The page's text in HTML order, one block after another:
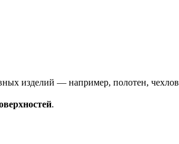
изделий — например, полотен,
.